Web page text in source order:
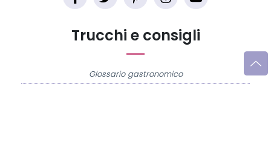
Trucchi e consigli
Glossario gastronomico